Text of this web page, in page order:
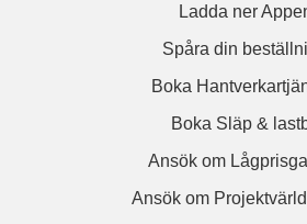
Ladda ner
Spåra din
Boka
Boka Släp &
Ansök om
Ansök om